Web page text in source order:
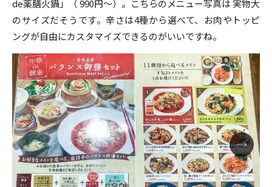
de薬膳火鍋」（ 990円～）。こちらのメニュー写真は 実物大
のサイズだそうです。辛さは4種から選べて、お肉やトッピ
ングが自由にカスタマイズできるのがいいですね。